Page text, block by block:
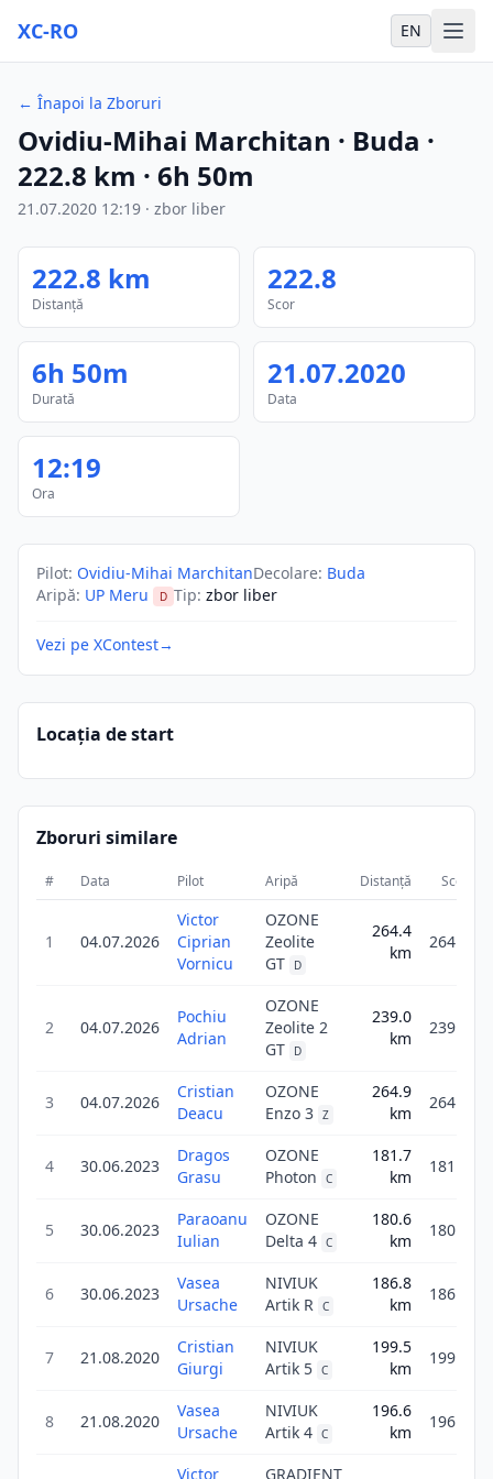
XC-RO EN
← Înapoi la Zboruri
Ovidiu-Mihai Marchitan · Buda ·
222.8 km · 6h 50m
21.07.2020 12:19 · zbor liber
222.8 km
Distanță
222.8
Scor
6h 50m
Durată
21.07.2020
Data
12:19
Ora
Pilot: Ovidiu-Mihai MarchitanDecolare: Buda
Aripă: UP Meru D Tip: zbor liber
Vezi pe XContest→
Locația de start
Zboruri similare
# Data Pilot Aripă Distanță Scor
1 04.07.2026
Victor
Ciprian
Vornicu
OZONE
Zeolite
GT
D
264.4
km
264.4
2 04.07.2026
Pochiu
Adrian
OZONE
Zeolite 2
GT
D
239.0
km
239.0
3 04.07.2026
Cristian
Deacu
OZONE
Enzo 3 Z
264.9
km
264.9
4 30.06.2023
Dragos
Grasu
OZONE
Photon
C
181.7
km
181.7
5 30.06.2023
Paraoanu
Iulian
OZONE
Delta 4 C
180.6
km
180.6
6 30.06.2023
Vasea
Ursache
NIVIUK
Artik R C
186.8
km
186.8
7 21.08.2020
Cristian
Giurgi
NIVIUK
Artik 5 C
199.5
km
199.5
8 21.08.2020
Vasea
Ursache
NIVIUK
Artik 4 C
196.6
km
196.6
Victor GRADIENT